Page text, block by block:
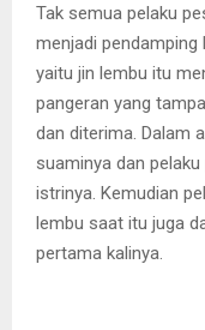
Tak semua pelaku
menjadi
yaitu jin lembu itu
pangeran yang
dan diterima. Dalam
suaminya dan
istrinya. Kemudian
lembu saat itu juga
pertama kalinya.